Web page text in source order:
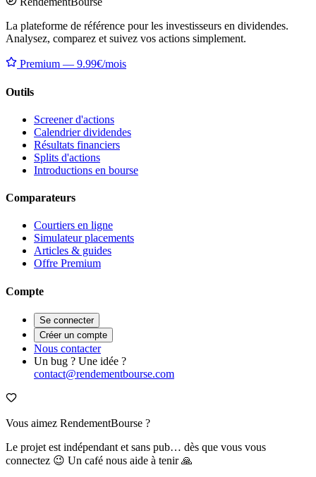
La plateforme de référence pour les investisseurs en dividendes.
Analysez, comparez et suivez vos actions simplement.
Premium — 9.99€/mois
Outils
Screener d'actions
Calendrier dividendes
Résultats financiers
Splits d'actions
Introductions en bourse
Comparateurs
Courtiers en ligne
Simulateur placements
Articles & guides
Offre Premium
Compte
Se connecter
Créer un compte
Nous contacter
Un bug ? Une idée ?
contact@rendementbourse.com
Vous aimez RendementBourse ?
Le projet est indépendant et sans pub… dès que vous vous
connectez 😉 Un café nous aide à tenir 🙏